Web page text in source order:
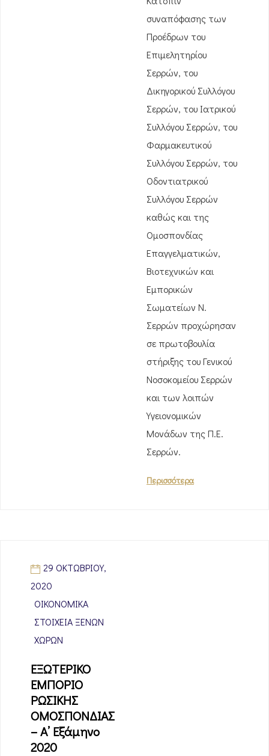
συναπόφασης των
Προέδρων του
Επιμελητηρίου
Σερρών, του
Δικηγορικού Συλλόγου
Σερρών, του Ιατρικού
Συλλόγου Σερρών, του
Φαρμακευτικού
Συλλόγου Σερρών, του
Οδοντιατρικού
Συλλόγου Σερρών
καθώς και της
Ομοσπονδίας
Επαγγελματικών,
Βιοτεχνικών και
Εμπορικών
Σωματείων Ν.
Σερρών προχώρησαν
σε πρωτοβουλία
στήριξης του Γενικού
Νοσοκομείου Σερρών
και των λοιπών
Υγειονομικών
Μονάδων της Π.Ε.
Σερρών.
Περισσότερα
29 ΟΚΤΩΒΡΊΟΥ,
2020
ΟΙΚΟΝΟΜΙΚΆ
ΣΤΟΙΧΕΊΑ ΞΈΝΩΝ
ΧΩΡΏΝ
ΕΞΩΤΕΡΙΚΟ
ΕΜΠΟΡΙΟ
ΡΩΣΙΚΗΣ
ΟΜΟΣΠΟΝΔΙΑΣ
– Α’ Εξάμηνο
2020